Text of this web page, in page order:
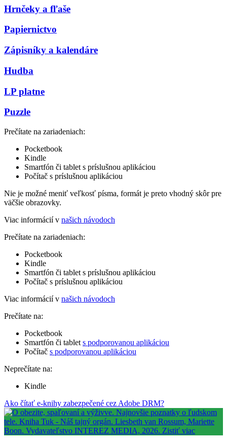
Hrnčeky a fľaše
Papiernictvo
Zápisníky a kalendáre
Hudba
LP platne
Puzzle
Prečítate na zariadeniach:
Pocketbook
Kindle
Smartfón či tablet s príslušnou aplikáciou
Počítač s príslušnou aplikáciou
Nie je možné meniť veľkosť písma, formát je preto vhodný skôr pre
väčšie obrazovky.
Viac informácií v našich návodoch
Prečítate na zariadeniach:
Pocketbook
Kindle
Smartfón či tablet s príslušnou aplikáciou
Počítač s príslušnou aplikáciou
Viac informácií v našich návodoch
Prečítate na:
Pocketbook
Smartfón či tablet s podporovanou aplikáciou
Počítač s podporovanou aplikáciou
Neprečítate na:
Kindle
Ako čítať e-knihy zabezpečené cez Adobe DRM?